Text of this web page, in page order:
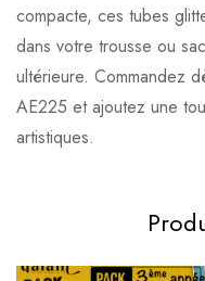
compacte, ces tubes
dans votre trousse ou
ultérieure. Commandez
AE225 et ajoutez une
artistiques.